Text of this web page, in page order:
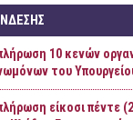
10 κενών
του
είκοσι πέντε